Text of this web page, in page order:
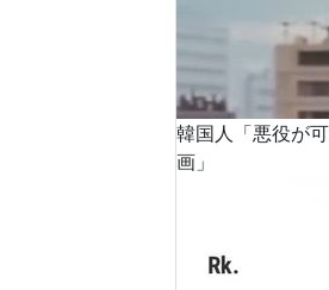
韓国人「悪役が
画」